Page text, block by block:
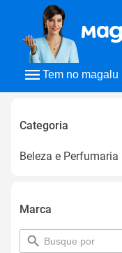
Tem no magalu
Categoria
Beleza e Perfumaria
Marca
pesquisar